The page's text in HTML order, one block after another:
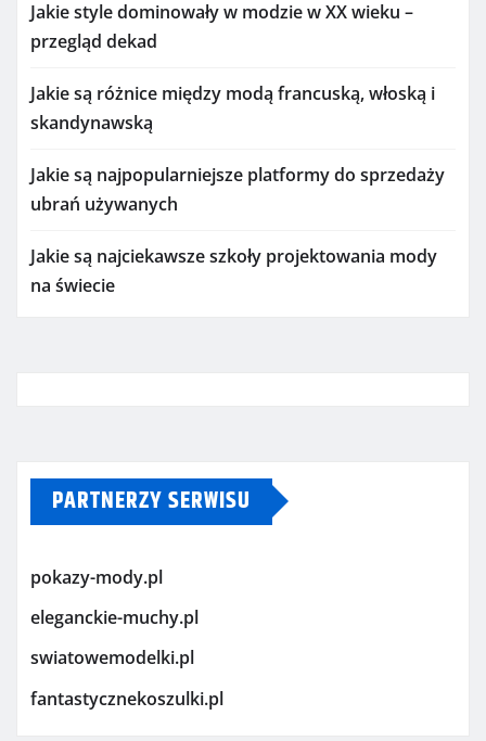
Jakie style dominowały w modzie w XX wieku –
przegląd dekad
Jakie są różnice między modą francuską, włoską i
skandynawską
Jakie są najpopularniejsze platformy do sprzedaży
ubrań używanych
Jakie są najciekawsze szkoły projektowania mody
na świecie
PARTNERZY SERWISU
pokazy-mody.pl
eleganckie-muchy.pl
swiatowemodelki.pl
fantastycznekoszulki.pl